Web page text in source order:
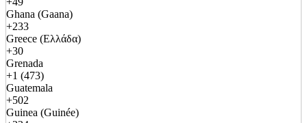
Ghana (Gaana)
+233
Greece (Ελλάδα)
+30
Grenada
+1 (473)
Guatemala
+502
Guinea (Guinée)